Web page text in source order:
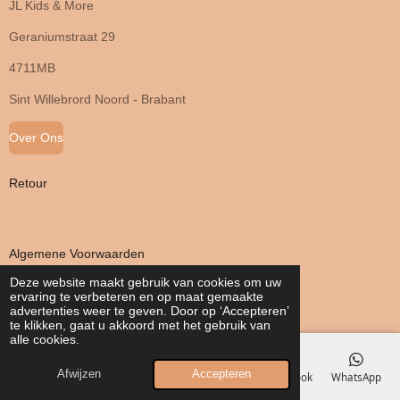
Deze website maakt gebruik van cookies om uw
ervaring te verbeteren en op maat gemaakte
advertenties weer te geven. Door op ‘Accepteren’
te klikken, gaat u akkoord met het gebruik van
alle cookies.
Afwijzen Accepteren
JL Kids & More
Geraniumstraat 29
4711MB
Sint Willebrord Noord - Brabant
Over Ons
Retour
Algemene Voorwaarden
Privacy Verklaring
E-mailadres Telefoonnummer Kaart Facebook WhatsApp